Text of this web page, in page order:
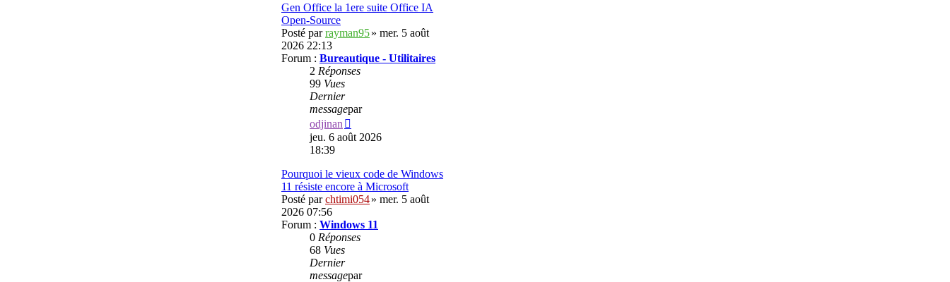
Gen Office la 1ere suite Office IA
Open-Source
Posté parrayman95» mer. 5 août
2026 22:13
Forum : Bureautique - Utilitaires
2 Réponses
99 Vues
Dernier
messagepar
odjinan
le
jeu. 6 août 2026
18:39
Pourquoi le vieux code de Windows
11 résiste encore à Microsoft
Posté parchtimi054» mer. 5 août
2026 07:56
Forum : Windows 11
0 Réponses
68 Vues
Dernier
messagepar